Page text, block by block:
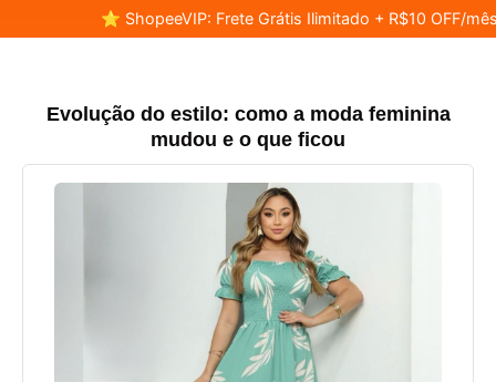
⭐ ShopeeVIP: Frete Grátis Ilimitado + R$10 OFF/
Evolução do estilo: como a moda feminina
mudou e o que ficou